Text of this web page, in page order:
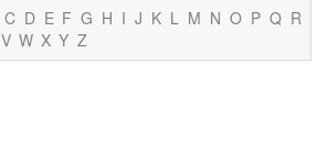
C D E F G H I J K L M N O P Q R
V W X Y Z